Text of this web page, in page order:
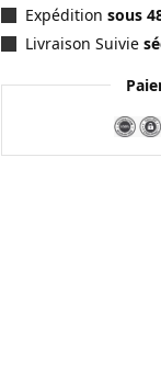
Expédition sous
Livraison Suivie